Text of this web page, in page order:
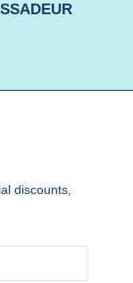
discounts,